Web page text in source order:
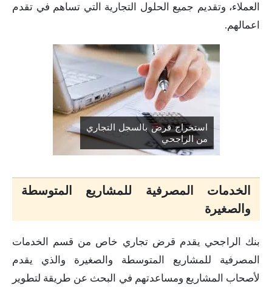
العملاء، وتقديم جميع الحلول التجارية التي تساهم في تقدم
اعمالهم.
استخراج قرض بالسجل التجاري
من الراجحي
الخدمات المصرفية للمشاريع المتوسطة
والصغيرة
بنك الراجحي يقدم قرض تجاري خاص من قسم الخدمات
المصرفية للمشاريع المتوسطة والصغيرة والذي يقدم
لأصحاب المشاريع ومساعدتهم في البحث عن طريقة لتطوير